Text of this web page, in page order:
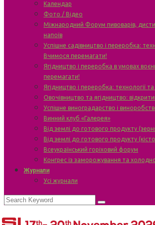
Календар
Фото / Відео
Міжнародний Форум пивоварів,
напоїв
Успішне садівництво і переробка:
Вчимося перемагати!
Ягідництво і переробка в умовах
перемагати!
Ягідництво і переробка: технології та
Овочівництво та ягідництво:
Успішне виноградарство і
Винний клуб «Галерея»
Від землі до готового продукту
Від землі до готового продукту
Всеукраїнський горіховий форум
Конгрес із заморожування та
Журнали
Усі журнали